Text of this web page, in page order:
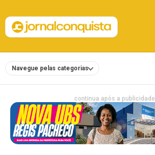
Navegue pelas categorias
continua após a publicidade